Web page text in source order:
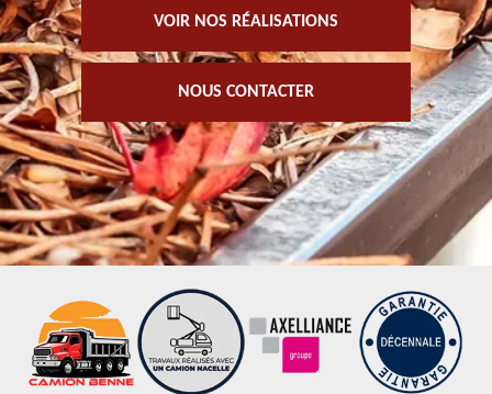
VOIR NOS RÉALISATIONS
NOUS CONTACTER